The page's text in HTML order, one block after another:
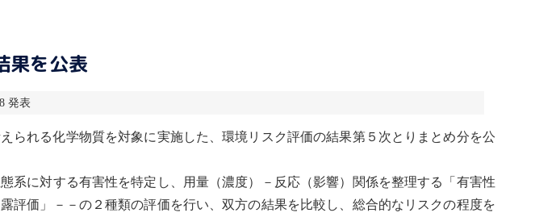
果を公表
発表
られる化学物質を対象に実施した、環境 リスク評価の結果第５次とりまとめ分を公
系に対する有害性を特定し、用量（濃度）－反応（影響）関係を整理する「有害性
評価 」－－の２種類の評価を行い、双方の結果を比較し、総合的なリスクの程度を